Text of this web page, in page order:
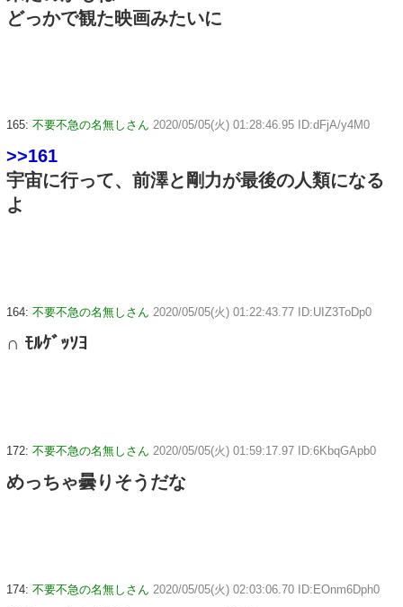
どっかで観た映画みたいに
165: 不要不急の名無しさん 2020/05/05(火) 01:28:46.95 ID:dFjA/y4M0
>>161
宇宙に行って、前澤と剛力が最後の人類になる
よ
164: 不要不急の名無しさん 2020/05/05(火) 01:22:43.77 ID:UIZ3ToDp0
∩ ﾓﾙｹﾞｯｿﾖ
172: 不要不急の名無しさん 2020/05/05(火) 01:59:17.97 ID:6KbqGApb0
めっちゃ曇りそうだな
174: 不要不急の名無しさん 2020/05/05(火) 02:03:06.70 ID:EOnm6Dph0